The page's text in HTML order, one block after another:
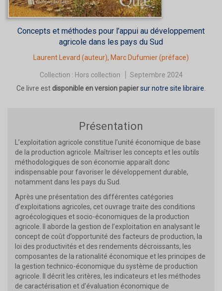
Concepts et méthodes pour l’appui au développement
agricole dans les pays du Sud
Laurent Levard (auteur), Marc Dufumier(préface)
Collection : Hors collection
Septembre 2024
Ce livre est disponible en version papiersur notre site libraire.
Présentation
L’exploitation agricole constitue l’unité économique de base
de la production agricole. Maîtriser les concepts et les outils
méthodologiques de son économie apparaît donc
indispensable pour favoriser le développement durable,
notamment dans les pays du Sud.
Après une présentation des différentes catégories
d’exploitations agricoles, cet ouvrage traite des conditions
agroécologiques et socio-économiques de la production
agricole. Il aborde la gestion de l’exploitation en analysant le
concept de coût d’opportunité des facteurs de production, la
loi des productivités et des rendements décroissants, les
composantes de la rationalité économique et les principes de
la gestion technico-économique du système de production
agricole. Il décrit les critères, les indicateurs et les méthodes
de caractérisation et d’évaluation économique de